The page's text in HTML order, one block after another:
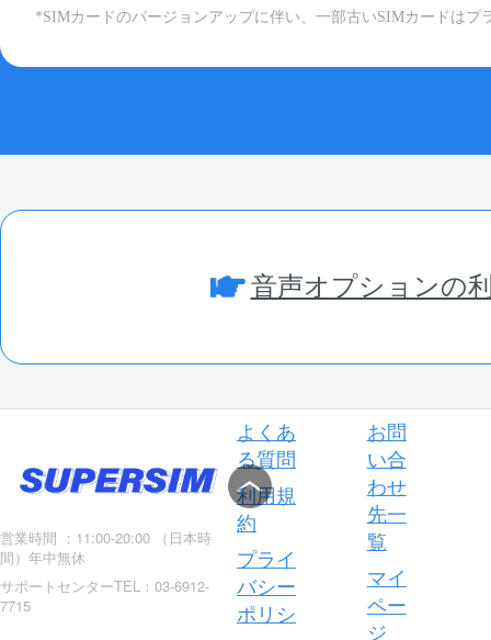
*SIMカードのバージョンアップに伴い、一部古いSIMカードはプ
音声オプションの
営業時間 ：11:00-20:00 （日本時
間）年中無休
サポートセンターTEL：03-6912-
7715
よくあ
る質問
利用規
約
プライ
バシー
ポリシ
お問
い合
わせ
先一
覧
マイ
ペー
ジ